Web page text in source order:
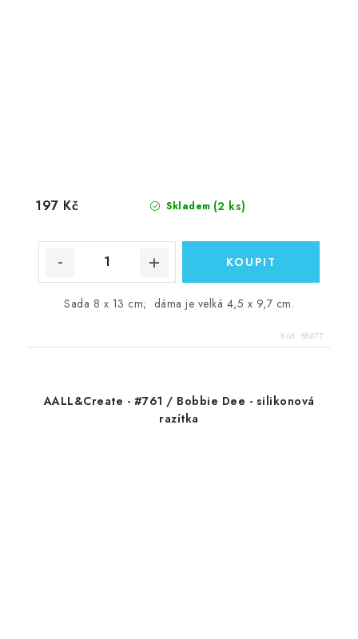
Skladem (2 ks)
197 Kč
Sada 8 x 13 cm; dáma je velká 4,5 x 9,7 cm.
Kód: 88677
AALL&Create - #761 / Bobbie Dee - silikonová
razítka